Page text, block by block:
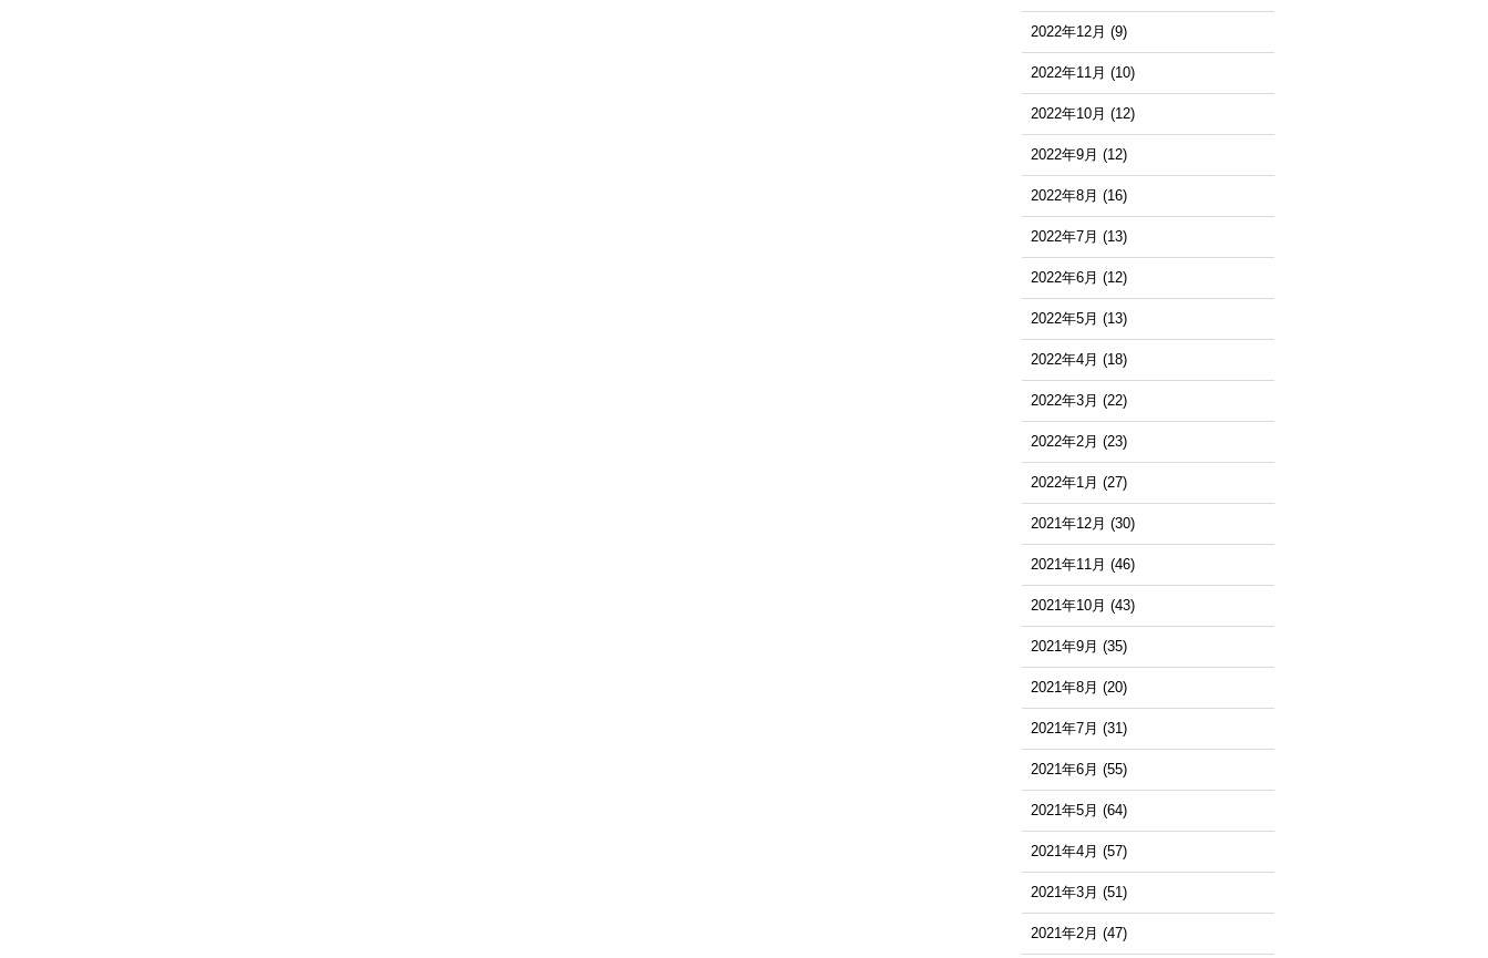
2022年12月 (9)
2022年11月 (10)
2022年10月 (12)
2022年9月 (12)
2022年8月 (16)
2022年7月 (13)
2022年6月 (12)
2022年5月 (13)
2022年4月 (18)
2022年3月 (22)
2022年2月 (23)
2022年1月 (27)
2021年12月 (30)
2021年11月 (46)
2021年10月 (43)
2021年9月 (35)
2021年8月 (20)
2021年7月 (31)
2021年6月 (55)
2021年5月 (64)
2021年4月 (57)
2021年3月 (51)
2021年2月 (47)